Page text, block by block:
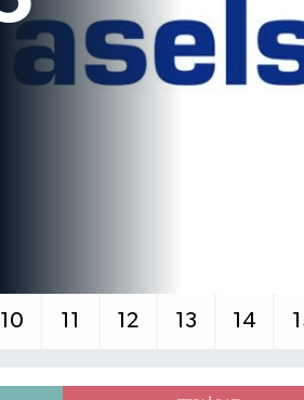
10 11 12 13 14